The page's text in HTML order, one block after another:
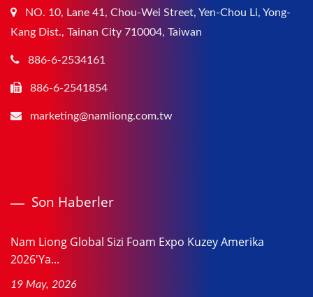
NO. 10, Lane 41, Chou-Wei Street, Yen-Chou Li, Yong-
Kang Dist., Tainan City 710004, Taiwan
886-6-2534161
886-6-2541854
marketing@namliong.com.tw
Son Haberler
Nam Liong Global Sizi Foam Expo Kuzey Amerika
2026'ya...
19 May, 2026